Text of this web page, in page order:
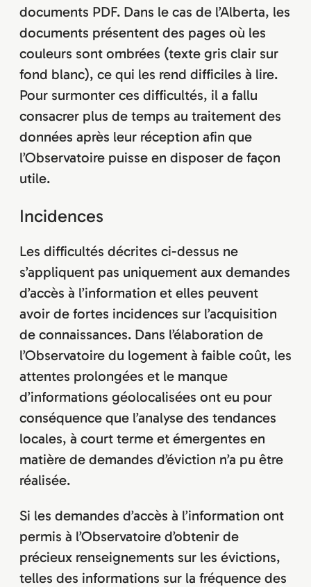
documents PDF. Dans le cas de l’Alberta, les
documents présentent des pages où les
couleurs sont ombrées (texte gris clair sur
fond blanc), ce qui les rend difficiles à lire.
Pour surmonter ces difficultés, il a fallu
consacrer plus de temps au traitement des
données après leur réception afin que
l’Observatoire puisse en disposer de façon
utile.
Incidences
Les difficultés décrites ci-dessus ne
s’appliquent pas uniquement aux demandes
d’accès à l’information et elles peuvent
avoir de fortes incidences sur l’acquisition
de connaissances. Dans l’élaboration de
l’Observatoire du logement à faible coût, les
attentes prolongées et le manque
d’informations géolocalisées ont eu pour
conséquence que l’analyse des tendances
locales, à court terme et émergentes en
matière de demandes d’éviction n’a pu être
réalisée.
Si les demandes d’accès à l’information ont
permis à l’Observatoire d’obtenir de
précieux renseignements sur les évictions,
telles des informations sur la fréquence des